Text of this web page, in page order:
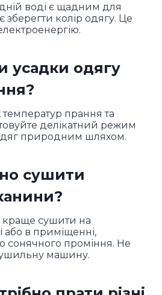
воді є щадним для
зберегти колір одягу. Це
усадки одягу
прання та
делікатний режим
природним шляхом.
сушити
краще сушити на
або в приміщенні,
сонячного проміння. Не
машину.